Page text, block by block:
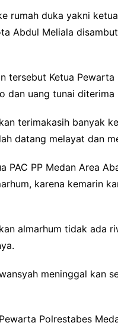
rumah duka yakni
Abdul Meliala
tersebut Ketua
dan uang tunai
terimakasih banyak
datang melayat dan
PAC PP Medan Area
karena kemarin
almarhum tidak ada
meninggal kan
Polrestabes